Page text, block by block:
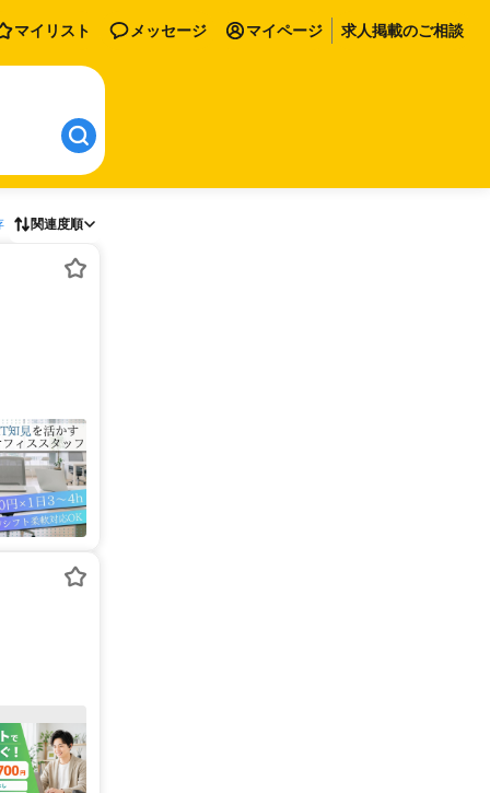
マイリスト メッセージ マイページ 求人掲載のご相談
関連度順